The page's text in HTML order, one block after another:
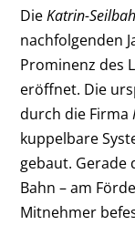
DieKatrin-
nachfolgenden
Prominenz des
eröffnet. Die
durch die Firma
kuppelbare
gebaut. Gerade
Bahn – am
Mitnehmer